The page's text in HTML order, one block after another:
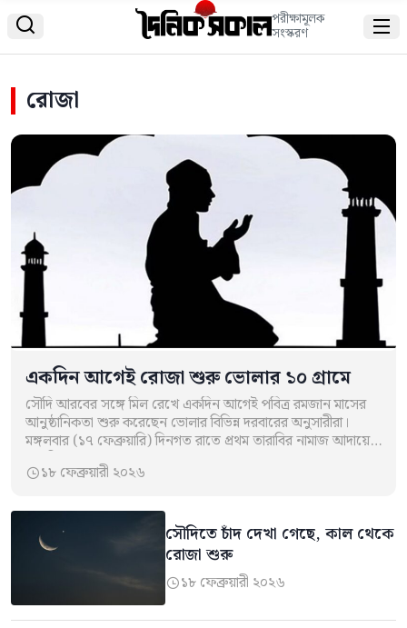
 পরীক্ষামূলক
সংস্করণ 
রোজা
একদিন আগেই রোজা শুরু ভোলার ১০ গ্রামে
সৌদি আরবের সঙ্গে মিল রেখে একদিন আগেই পবিত্র রমজান মাসের
আনুষ্ঠানিকতা শুরু করেছেন ভোলার বিভিন্ন দরবারের অনুসারীরা।
মঙ্গলবার (১৭ ফেব্রুয়ারি) দিনগত রাতে প্রথম তারাবির নামাজ আদায়ের
মধ্য দিয়ে তারা রমজান…
১৮ ফেব্রুয়ারী ২০২৬
সৌদিতে চাঁদ দেখা গেছে, কাল থেকে
রোজা শুরু
১৮ ফেব্রুয়ারী ২০২৬